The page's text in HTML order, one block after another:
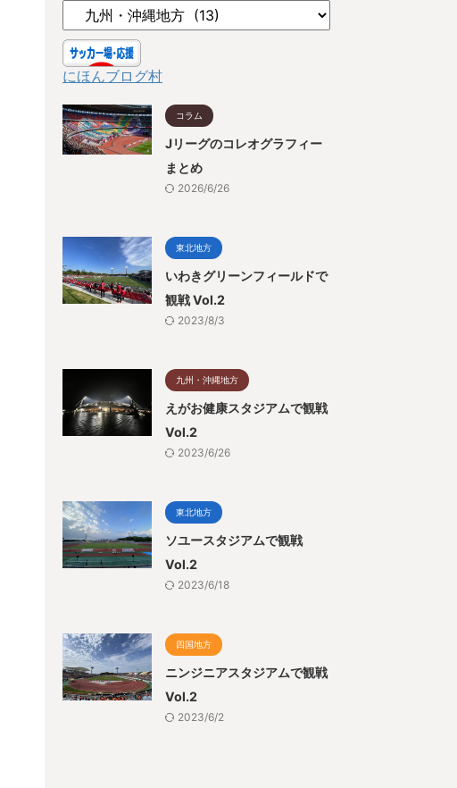
にほんブログ村
コラム
Jリーグのコレオグラフィー
まとめ
2026/6/26
東北地方
いわきグリーンフィールドで
観戦 Vol.2
2023/8/3
九州・沖縄地方
えがお健康スタジアムで観戦
Vol.2
2023/6/26
東北地方
ソユースタジアムで観戦
Vol.2
2023/6/18
四国地方
ニンジニアスタジアムで観戦
Vol.2
2023/6/2